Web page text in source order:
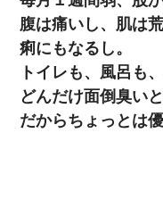
腹は痛いし、肌は
痢にもなるし。
トイレも、風呂も
どんだけ面倒臭い
だからちょっとは